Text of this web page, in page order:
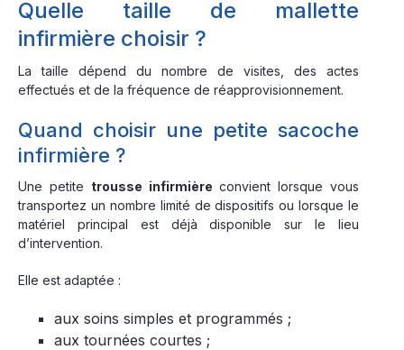
Quelle taille de mallette
infirmière choisir ?
La taille dépend du nombre de visites, des actes
effectués et de la fréquence de réapprovisionnement.
Quand choisir une petite sacoche
infirmière ?
Une petite trousse infirmière convient lorsque vous
transportez un nombre limité de dispositifs ou lorsque le
matériel principal est déjà disponible sur le lieu
d’intervention.
Elle est adaptée :
aux soins simples et programmés ;
aux tournées courtes ;